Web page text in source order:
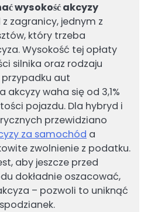
wysokość akcyzy
zagranicy, jednym z
który trzeba
Wysokość tej opłaty
silnika oraz rodzaju
aut
akcyzy waha się od 3,1%
pojazdu. Dla hybryd i
przewidziano
za samochód a
zwolnienie z podatku.
aby jeszcze przed
dokładnie oszacować,
– pozwoli to uniknąć